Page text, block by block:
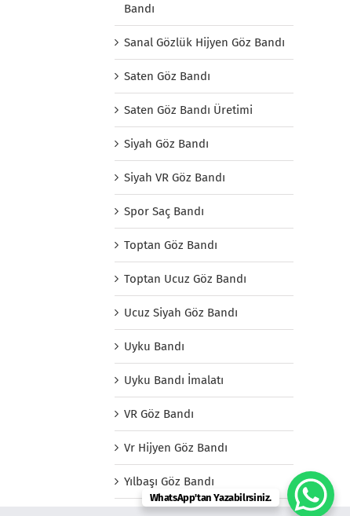
Bandı
Sanal Gözlük Hijyen Göz Bandı
Saten Göz Bandı
Saten Göz Bandı Üretimi
Siyah Göz Bandı
Siyah VR Göz Bandı
Spor Saç Bandı
Toptan Göz Bandı
Toptan Ucuz Göz Bandı
Ucuz Siyah Göz Bandı
Uyku Bandı
Uyku Bandı İmalatı
VR Göz Bandı
Vr Hijyen Göz Bandı
Yılbaşı Göz Bandı
WhatsApp'tan Yazabilrsiniz.